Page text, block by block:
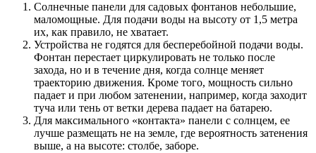
Солнечные панели для садовых фонтанов небольшие,
маломощные. Для подачи воды на высоту от 1,5 метра
их, как правило, не хватает.
Устройства не годятся для бесперебойной подачи воды.
Фонтан перестает циркулировать не только после
захода, но и в течение дня, когда солнце меняет
траекторию движения. Кроме того, мощность сильно
падает и при любом затенении, например, когда заходит
туча или тень от ветки дерева падает на батарею.
Для максимального «контакта» панели с солнцем, ее
лучше размещать не на земле, где вероятность затенения
выше, а на высоте: столбе, заборе.